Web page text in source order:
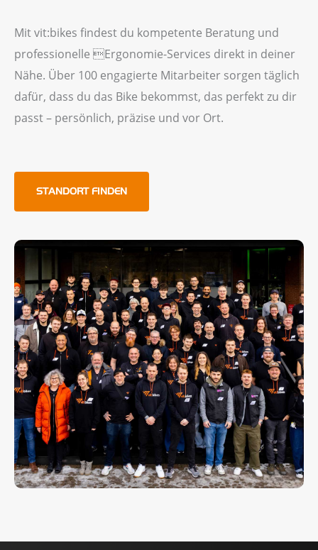
Mit vit:bikes findest du kompetente Beratung und
professionelle Ergonomie-Services direkt in deiner
Nähe. Über 100 engagierte Mitarbeiter sorgen täglich
dafür, dass du das Bike bekommst, das perfekt zu dir
passt – persönlich, präzise und vor Ort.
STANDORT FINDEN